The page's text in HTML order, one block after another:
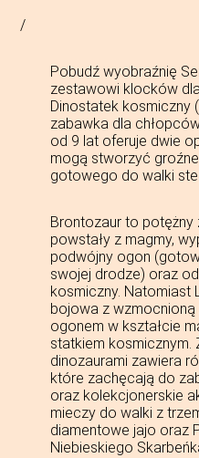
/
Pobudź wyobraźnię
zestawowi klocków
Dinostatek kosmiczny
zabawka dla
od 9 lat oferuje dwie
mogą stworzyć
gotowego do walki
Brontozaur to
powstały z magmy,
podwójny ogon
swojej drodze) oraz
kosmiczny. Natomiast
bojowa z wzmocnioną
ogonem w kształcie
statkiem kosmicznym.
dinozaurami zawiera
które zachęcają do
oraz kolekcjonerskie
mieczy do walki z
diamentowe jajo oraz
Niebieskiego